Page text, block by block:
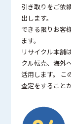
引き取りをご依
出します。
できる限りお客
ます。
リサイクル本舗
クル転売、海外
活用します。 こ
査定をすること